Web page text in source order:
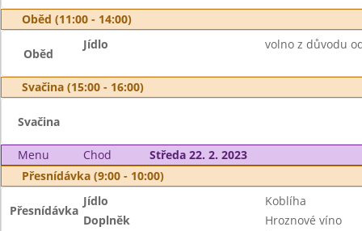
Oběd (11:00 - 14:00)
Oběd
Jídlo volno z důvodu
Svačina (15:00 - 16:00)
Svačina
Menu Chod
Středa 22. 2. 2023
Přesnídávka (9:00 - 10:00)
Přesnídávka
Jídlo
Koblíha
Doplněk
Hroznové víno